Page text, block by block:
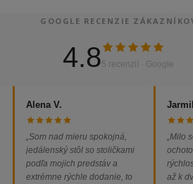
GOOGLE RECENZIE
4.85 recenzií · Google
Alena V.
„Som nad mieru spokojná,
jedálenský stôl so stoličkami
podľa mojich predstáv a
extrémne rýchle dodanie, to
„Milo
až k